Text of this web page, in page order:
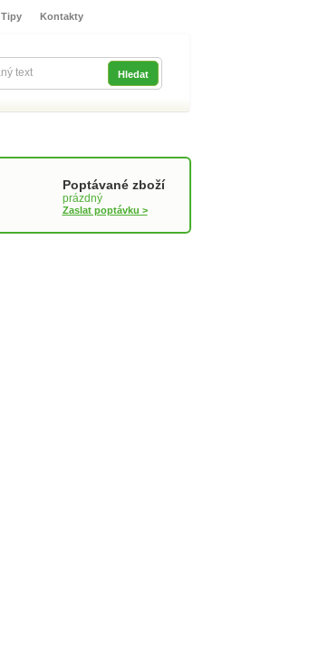
Poptávané zboží
prázdný
Zaslat poptávku >
Tipy Kontakty